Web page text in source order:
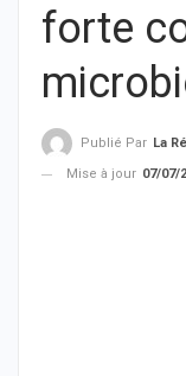
forte
Publié Par La
Mise à jour 07/07/